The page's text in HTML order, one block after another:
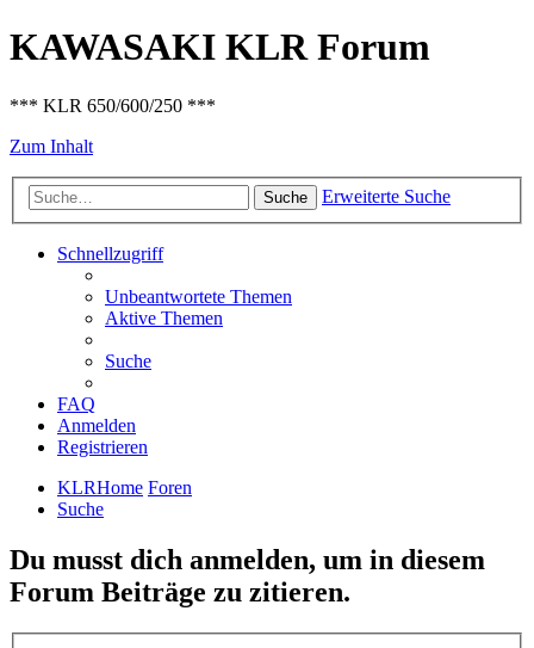
KAWASAKI KLR Forum
*** KLR 650/600/250 ***
Zum Inhalt
Suche Erweiterte Suche
Schnellzugriff
Unbeantwortete Themen
Aktive Themen
Suche
FAQ
Anmelden
Registrieren
KLRHome Foren
Suche
Du musst dich anmelden, um in diesem
Forum Beiträge zu zitieren.